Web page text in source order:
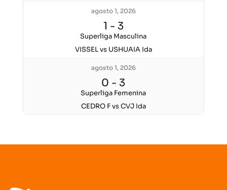
agosto 1, 2026
1 - 3
Superliga Masculina
VISSEL vs USHUAIA Ida
agosto 1, 2026
0 - 3
Superliga Femenina
CEDRO F vs CVJ Ida